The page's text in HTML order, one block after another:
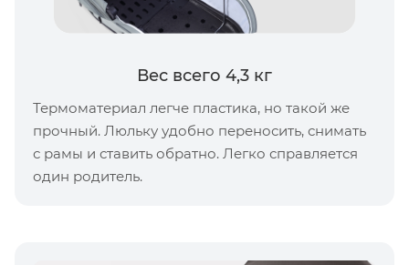
Вес всего 4,3 кг
Термоматериал легче пластика, но такой же
прочный. Люльку удобно переносить, снимать
с рамы и ставить обратно. Легко справляется
один родитель.